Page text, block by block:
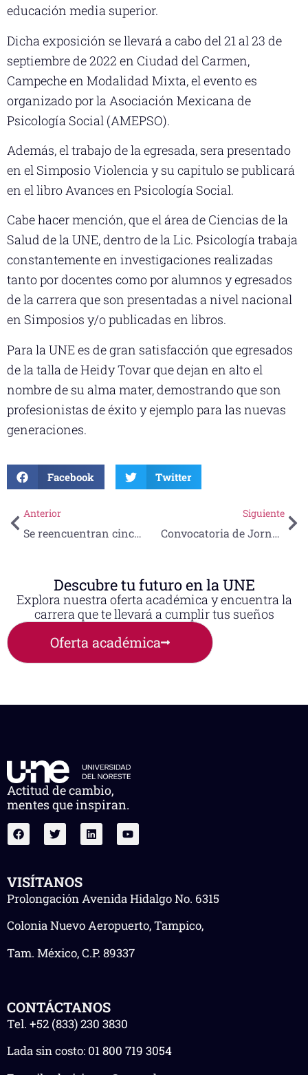
educación media superior.
Dicha exposición se llevará a cabo del 21 al 23 de
septiembre de 2022 en Ciudad del Carmen,
Campeche en Modalidad Mixta, el evento es
organizado por la Asociación Mexicana de
Psicología Social (AMEPSO).
Además, el trabajo de la egresada, sera presentado
en el Simposio Violencia y su capitulo se publicará
en el libro Avances en Psicología Social.
Cabe hacer mención, que el área de Ciencias de la
Salud de la UNE, dentro de la Lic. Psicología trabaja
constantemente en investigaciones realizadas
tanto por docentes como por alumnos y egresados
de la carrera que son presentadas a nivel nacional
en Simposios y/o publicadas en libros.
Para la UNE es de gran satisfacción que egresados
de la talla de Heidy Tovar que dejan en alto el
nombre de su alma mater, demostrando que son
profesionistas de éxito y ejemplo para las nuevas
generaciones.
Facebook Twitter
Anterior
Se reencuentran cinco generaciones de egresados de la Maestría en Terapia Familiar
Siguiente
Convocatoria de Jornadas Científicas
Descubre tu futuro en la UNE
Explora nuestra oferta académica y encuentra la
carrera que te llevará a cumplir tus sueños
Oferta académica
Actitud de cambio,
mentes que inspiran.
VISÍTANOS
Prolongación Avenida Hidalgo No. 6315
Colonia Nuevo Aeropuerto, Tampico,
Tam. México, C.P. 89337
CONTÁCTANOS
Tel. +52 (833) 230 3830
Lada sin costo: 01 800 719 3054